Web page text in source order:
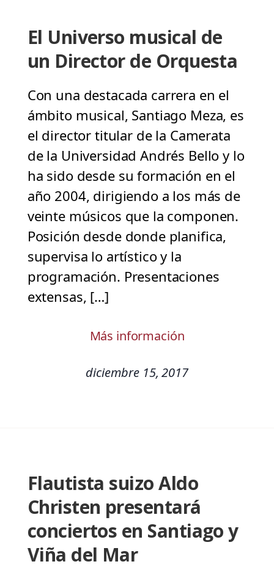
El Universo musical de
un Director de Orquesta
Con una destacada carrera en el
ámbito musical, Santiago Meza, es
el director titular de la Camerata
de la Universidad Andrés Bello y lo
ha sido desde su formación en el
año 2004, dirigiendo a los más de
veinte músicos que la componen.
Posición desde donde planifica,
supervisa lo artístico y la
programación. Presentaciones
extensas, […]
Más información
diciembre 15, 2017
Flautista suizo Aldo
Christen presentará
conciertos en Santiago y
Viña del Mar